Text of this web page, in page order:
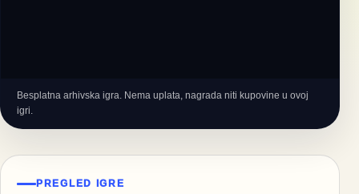
Besplatna arhivska igra. Nema uplata, nagrada niti kupovine u ovoj
igri.
PREGLED IGRE